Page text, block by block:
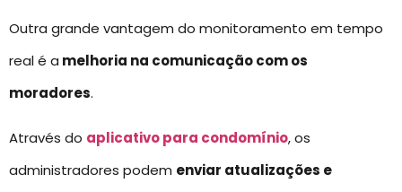
Outra grande vantagem do monitoramento em tempo
real é a melhoria na comunicação com os
moradores.
Através do aplicativo para condomínio, os
administradores podem enviar atualizações e